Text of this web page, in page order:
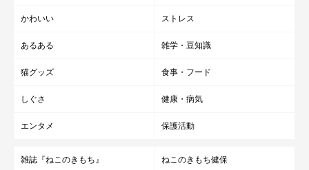
かわいい ストレス
あるある 雑学・豆知識
猫グッズ 食事・フード
しぐさ 健康・病気
エンタメ 保護活動
雑誌『ねこのきもち』 ねこのきもち健保